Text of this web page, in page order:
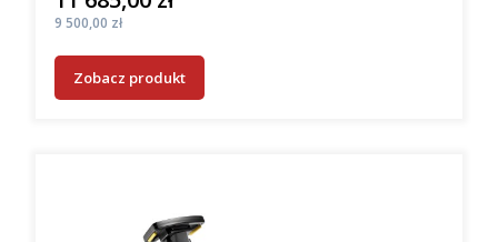
Cena
9 500,00 zł
Zobacz produkt